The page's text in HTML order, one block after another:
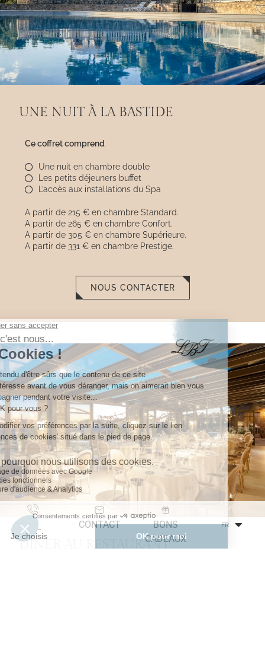
UNE NUIT À LA BASTIDE
Ce coffret comprend
Une nuit en chambre double
Les petits déjeuners buffet
L’accès aux installations du Spa
A partir de 215 € en chambre Standard.
A partir de 265 € en chambre Confort.
A partir de 305 € en chambre Supérieure.
A partir de 331 € en chambre Prestige.
NOUS CONTACTER
DÎNER AU RESTAURANT
TÉL CONTACT
BONS
CADEAUX
FR